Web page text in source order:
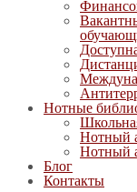
Нотные
Нотный
Нотный
Блог
Контакты